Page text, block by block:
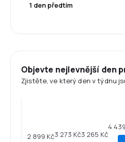
1 den předtím
Objevte nejlevnější den
Zjistěte, ve který den v týdnu
2 899 Kč3 273 Kč3 265 Kč
4